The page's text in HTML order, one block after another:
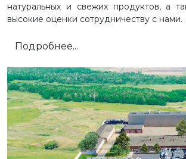
натуральных и свежих продуктов, а
высокие оценки сотрудничеству с нами.
Подробнее...